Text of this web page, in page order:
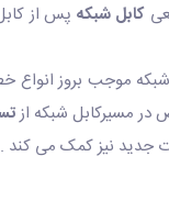
کابل شبکه پس از
موجب بروز
در مسیرکابل شبکه از
جدید نیز کمک می کند .